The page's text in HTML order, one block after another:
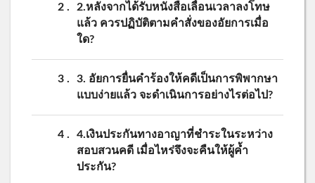
2
2.หลังจากได้รับหนังสือเลื่อนเวลาลงโทษ
แล้ว ควรปฏิบัติตามคำสั่งของอัยการเมื่อ
ใด?
3
3. อัยการยื่นคำร้องให้คดีเป็นการพิพากษา
แบบง่ายแล้ว จะดำเนินการอย่างไรต่อไป?
4
4.เงินประกันทางอาญาที่ชำระในระหว่าง
สอบสวนคดี เมื่อไหร่จึงจะคืนให้ผู้ค้ำ
ประกัน?